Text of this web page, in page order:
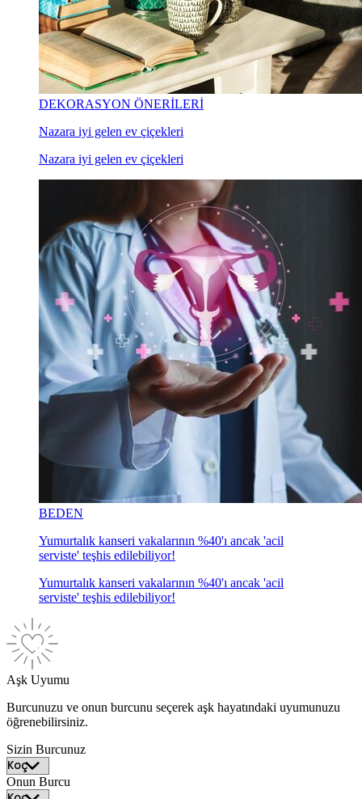
DEKORASYON ÖNERİLERİ
Nazara iyi gelen ev çiçekleri
Nazara iyi gelen ev çiçekleri
BEDEN
Yumurtalık kanseri vakalarının %40'ı ancak 'acil
serviste' teşhis edilebiliyor!
Yumurtalık kanseri vakalarının %40'ı ancak 'acil
serviste' teşhis edilebiliyor!
Aşk Uyumu
Burcunuzu ve onun burcunu seçerek aşk hayatındaki uyumunuzu
öğrenebilirsiniz.
Sizin Burcunuz
Onun Burcu